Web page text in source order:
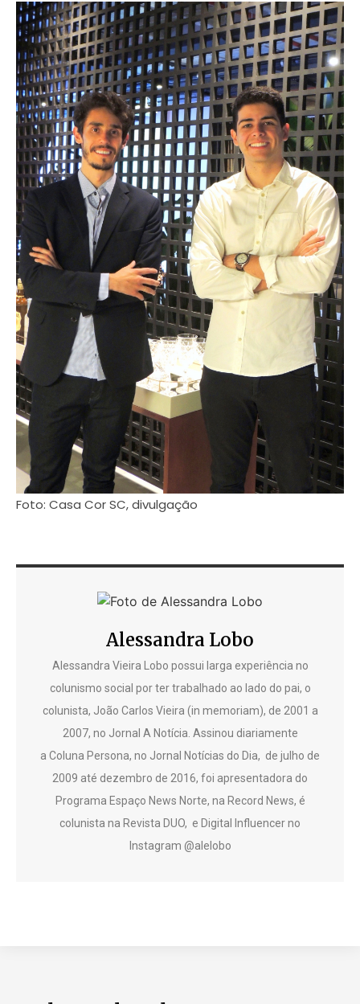
Foto: Casa Cor SC, divulgação
Alessandra Lobo
Alessandra Vieira Lobo possui larga experiência no
colunismo social por ter trabalhado ao lado do pai, o
colunista, João Carlos Vieira (in memoriam), de 2001 a
2007, no Jornal A Notícia. Assinou diariamente
a Coluna Persona, no Jornal Notícias do Dia, de julho de
2009 até dezembro de 2016, foi apresentadora do
Programa Espaço News Norte, na Record News, é
colunista na Revista DUO, e Digital Influencer no
Instagram @alelobo